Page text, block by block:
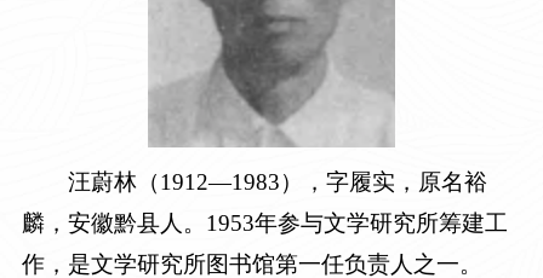
汪蔚林 （1912—1983），字履实，原名裕
麟，安徽黔县人。 1953年参与文学研究所筹建工
作，是文学研究所图书馆第一任负责人之一。